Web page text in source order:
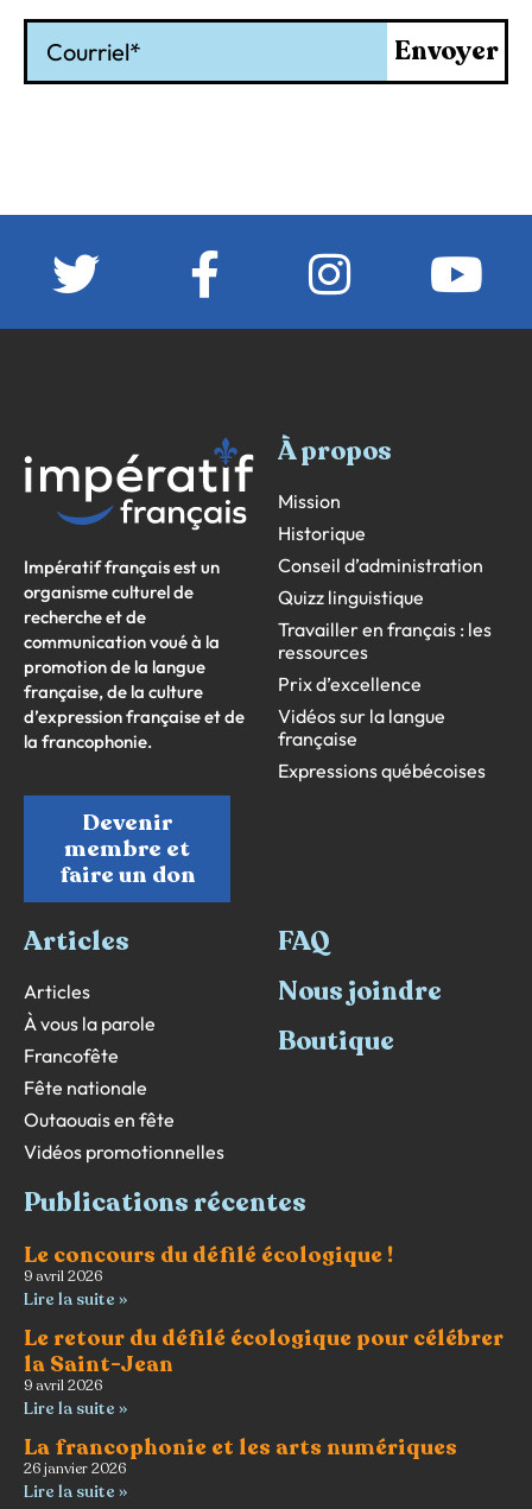
Envoyer
Impératif français est un
organisme culturel de
recherche et de
communication voué à la
promotion de la langue
française, de la culture
d’expression française et de
la francophonie.
Devenir
membre et
faire un don
À propos
Mission
Historique
Conseil d’administration
Quizz linguistique
Travailler en français : les
ressources
Prix d’excellence
Vidéos sur la langue
française
Expressions québécoises
Articles
Articles
À vous la parole
Francofête
Fête nationale
Outaouais en fête
Vidéos promotionnelles
FAQ
Nous joindre
Boutique
Publications récentes
Le concours du défilé écologique !
9 avril 2026
Lire la suite »
Le retour du défilé écologique pour célébrer
la Saint-Jean
9 avril 2026
Lire la suite »
La francophonie et les arts numériques
26 janvier 2026
Lire la suite »